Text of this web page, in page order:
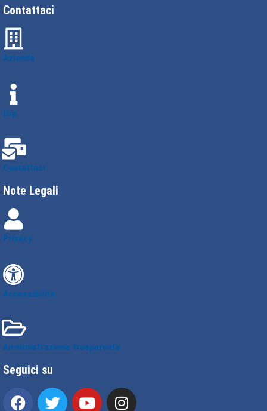
Contattaci
Azienda
Urp
Contattaci
Note Legali
Privacy
Accessibilità
Amministrazione trasparente
Seguici su